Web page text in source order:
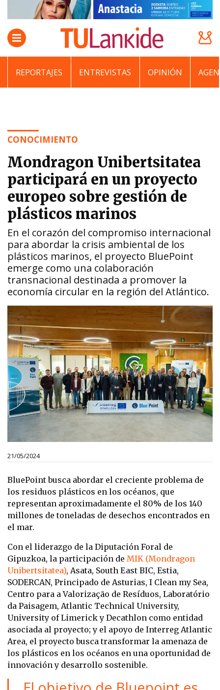
REPORTAJES ENTREVISTAS OPINIÓN
CONOCIMIENTO
Mondragon Unibertsitatea
participará en un proyecto
europeo sobre gestión de
plásticos marinos
En el corazón del compromiso internacional
para abordar la crisis ambiental de los
plásticos marinos, el proyecto BluePoint
emerge como una colaboración
transnacional destinada a promover la
economía circular en la región del Atlántico.
21/05/2024
BluePoint busca abordar el creciente problema de
los residuos plásticos en los océanos, que
representan aproximadamente el 80% de los 140
millones de toneladas de desechos encontrados en
el mar.
Con el liderazgo de la Diputación Foral de
Gipuzkoa, la participación de MIK (Mondragon
Unibertsitatea), Asata, South East BIC, Estia,
SODERCAN, Principado de Asturias, I Clean my Sea,
Centro para a Valorização de Resíduos, Laboratório
da Paisagem, Atlantic Technical University,
University of Limerick y Decathlon como entidad
asociada al proyecto; y el apoyo de Interreg Atlantic
Area, el proyecto busca transformar la amenaza de
los plásticos en los océanos en una oportunidad de
innovación y desarrollo sostenible.